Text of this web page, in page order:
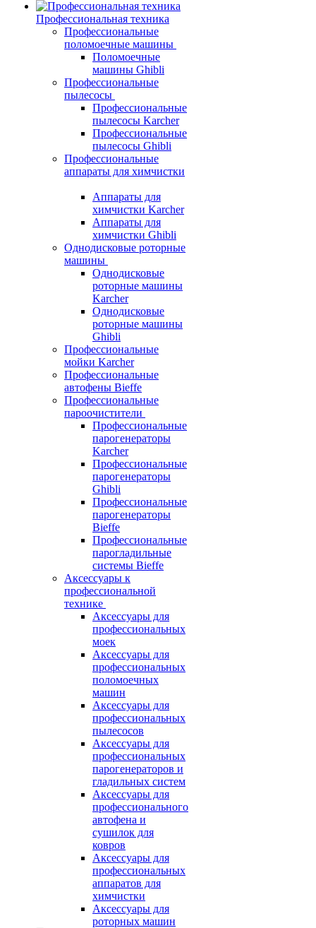
Профессиональная техника
Профессиональные
поломоечные машины
Поломоечные
машины Ghibli
Профессиональные
пылесосы
Профессиональные
пылесосы Karcher
Профессиональные
пылесосы Ghibli
Профессиональные
аппараты для химчистки
Аппараты для
химчистки Karcher
Аппараты для
химчистки Ghibli
Однодисковые роторные
машины
Однодисковые
роторные машины
Karcher
Однодисковые
роторные машины
Ghibli
Профессиональные
мойки Karcher
Профессиональные
автофены Bieffe
Профессиональные
пароочистители
Профессиональные
парогенераторы
Karcher
Профессиональные
парогенераторы
Ghibli
Профессиональные
парогенераторы
Bieffe
Профессиональные
парогладильные
системы Bieffe
Аксессуары к
профессиональной
технике
Аксессуары для
профессиональных
моек
Аксессуары для
профессиональных
поломоечных
машин
Аксессуары для
профессиональных
пылесосов
Аксессуары для
профессиональных
парогенераторов и
гладильных систем
Аксессуары для
профессионального
автофена и
сушилок для
ковров
Аксессуары для
профессиональных
аппаратов для
химчистки
Аксессуары для
роторных машин